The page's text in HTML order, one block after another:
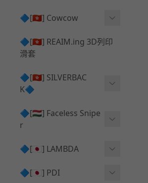
VFC
G＆G
Krytac
KWA
Tokyo Marui
PROWIN
MAXX
SILVERBACK SRS
🔷[🇭🇰] Cowcow
TM Glock 系列
Action Army AAP01 系列
UMAREX VFC 系列
KWA⧸KSC系列
🔷[🇭🇰] REAIM.ing 3D列印
滑套
🔷[🇭🇰] SILVERBAC
K🔷
SRS ⧸ HTI 🟦 主體 ⧸ 彈匣
✅ 碳纖管 ⧸ 彈簧
TAC-41 👁️‍🗨️ 外觀 ⧸ 色彩
MDR-X 🟦 主體 ⧸ 彈匣
🔷[🇭🇺] Faceless Snipe
r
Mk23 ⧸ SSX23
SRS ⧸ HTI ⧸ TAC-41
🔷[🇯🇵] LAMBDA
Lambda 05 GBB 精密內管
🔷[🇯🇵] PDI